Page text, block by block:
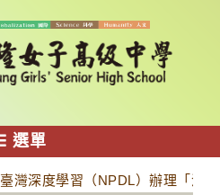
選單
臺灣深度學習（NPDL）辦理「深